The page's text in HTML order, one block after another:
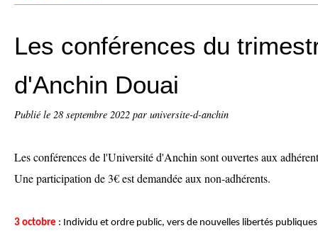
Les conférences du
d'Anchin Douai
Publié le 28 septembre 2022 par universite-d-anchin
Les conférences de l'Université d'Anchin sont ouvertes aux
Une participation de 3€ est demandée aux non-adhérents.
3 octobre : Individu et ordre public, vers de nouvelles libertés publiques